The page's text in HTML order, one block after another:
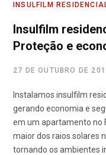
INSULFILM
Insulfilm
Proteção e
27 DE OUTUBRO DE
Instalamos insulfilm
gerando economia e
em um apartamento no
maior dos raios solares
tornando os ambientes